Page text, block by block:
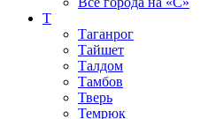
Т
Таганрог
Тайшет
Талдом
Тамбов
Тверь
Темрюк